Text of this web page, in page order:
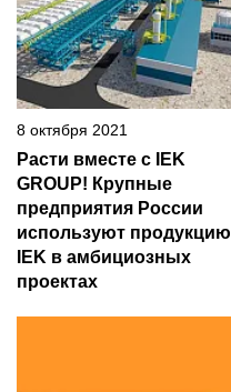
8 октября 2021
Расти вместе с IEK
GROUP! Крупные
предприятия России
используют продукцию
IEK в амбициозных
проектах